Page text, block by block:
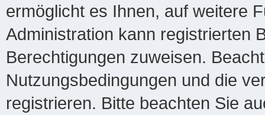
ermöglicht es Ihnen, auf weitere
Administration kann registrierten
Berechtigungen zuweisen.
Nutzungsbedingungen und die
registrieren. Bitte beachten Sie